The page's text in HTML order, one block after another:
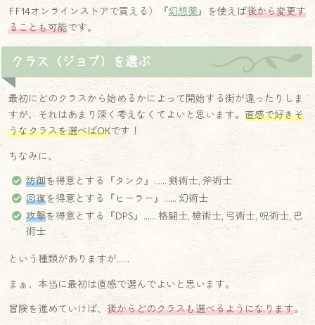
FF14オンラインストアで買える）『幻想薬』を使えば後から変更す
ることも可能です。
クラス（ジョブ）を選ぶ
最初にどのクラスから始めるかによって開始する街が違ったりしま
すが、それはあまり深く考えなくてよいと思います。 直感で好きそ
うなクラスを選べばOKです！
ちなみに、
防御を得意とする『タンク』…… 剣術士, 斧術士
回復を得意とする『ヒーラー』…… 幻術士
攻撃を得意とする『DPS』…… 格闘士, 槍術士, 弓術士, 呪術士, 巴
術士
という種類がありますが……
まぁ、本当に最初は直感で選んでよいと思います。
冒険を進めていけば、 後からどのクラスも選べるようになります。